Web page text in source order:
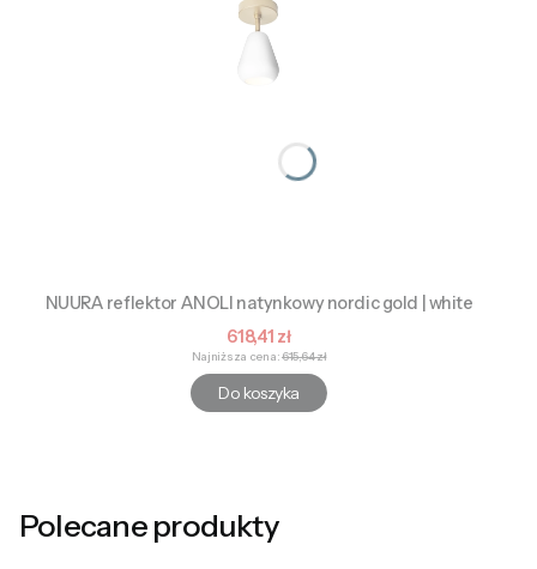
NUURA reflektor ANOLI natynkowy nordic gold | white
Cena promocyjna
618,41 zł
Najniższa cena:615,64 zł
Do koszyka
Polecane produkty